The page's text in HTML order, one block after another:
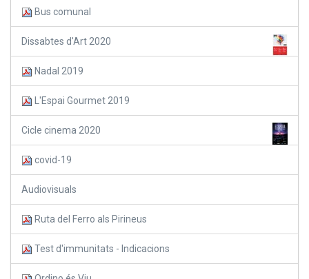
Bus comunal
Dissabtes d'Art 2020
Nadal 2019
L'Espai Gourmet 2019
Cicle cinema 2020
covid-19
Audiovisuals
Ruta del Ferro als Pirineus
Test d'immunitats - Indicacions